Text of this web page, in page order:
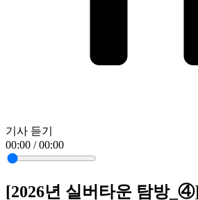
기사 듣기
00:00 / 00:00
[2026년 실버타운 탐방_④]